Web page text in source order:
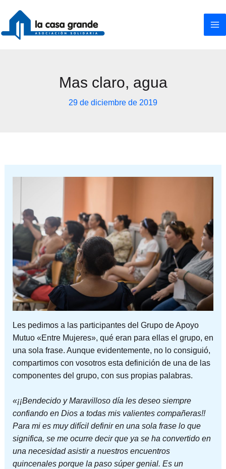
contenido
Mas claro, agua
29 de diciembre de 2019
Les pedimos a las participantes del Grupo de Apoyo
Mutuo «Entre Mujeres», qué eran para ellas el grupo, en
una sola frase. Aunque evidentemente, no lo consiguió,
compartimos con vosotros esta definición de una de las
componentes del grupo, con sus propias palabras.
«¡¡Bendecido y Maravilloso día les deseo siempre
confiando en Dios a todas mis valientes compañeras!!
Para mi es muy difícil definir en una sola frase lo que
significa, se me ocurre decir que ya se ha convertido en
una necesidad asistir a nuestros encuentros
quincenales porque la paso súper genial. Es un